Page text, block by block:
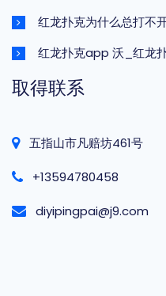
红龙扑克为什么总打不
红龙扑克app 沃_红龙
取得联系
五指山市凡赔坊461号
+13594780458
diyipingpai@j9.com